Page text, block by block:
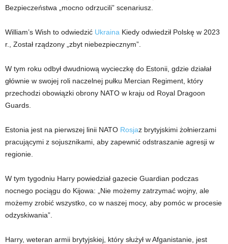
Bezpieczeństwa „mocno odrzucili” scenariusz.
William’s Wish to odwiedzić Ukraina Kiedy odwiedził Polskę w 2023
r., Został rządzony „zbyt niebezpiecznym”.
W tym roku odbył dwudniową wycieczkę do Estonii, gdzie działał
głównie w swojej roli naczelnej pułku Mercian Regiment, który
przechodzi obowiązki obrony NATO w kraju od Royal Dragoon
Guards.
Estonia jest na pierwszej linii NATO Rosjaz brytyjskimi żołnierzami
pracującymi z sojusznikami, aby zapewnić odstraszanie agresji w
regionie.
W tym tygodniu Harry powiedział gazecie Guardian podczas
nocnego pociągu do Kijowa: „Nie możemy zatrzymać wojny, ale
możemy zrobić wszystko, co w naszej mocy, aby pomóc w procesie
odzyskiwania”.
Harry, weteran armii brytyjskiej, który służył w Afganistanie, jest